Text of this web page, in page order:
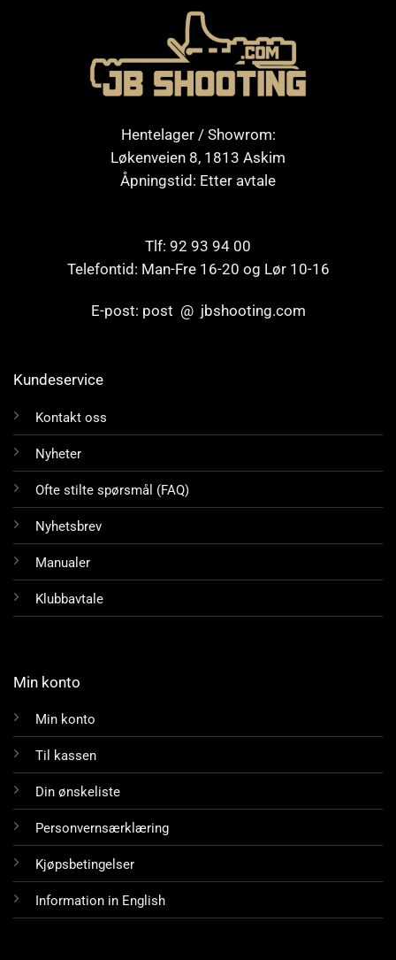
Hentelager / Showrom:
Løkenveien 8, 1813 Askim
Åpningstid: Etter avtale
Tlf: 92 93 94 00
Telefontid: Man-Fre 16-20 og Lør 10-16
E-post: post @ jbshooting.com
Kundeservice
Kontakt oss
Nyheter
Ofte stilte spørsmål (FAQ)
Nyhetsbrev
Manualer
Klubbavtale
Min konto
Min konto
Til kassen
Din ønskeliste
Personvernsærklæring
Kjøpsbetingelser
Information in English